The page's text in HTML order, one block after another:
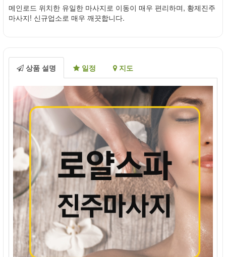
메인로드 위치한 유일한 마사지로 이동이 매우 편리하며, 황제진주
마사지! 신규업소로 매우 깨끗합니다.
상품 설명 일정 지도